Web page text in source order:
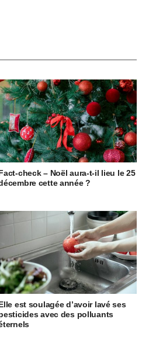
check – Noël aura-t-il lieu le 25
cette année ?
est soulagée d’avoir lavé ses
avec des polluants